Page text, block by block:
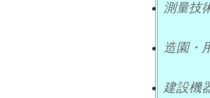
測量技
造園・
建設機